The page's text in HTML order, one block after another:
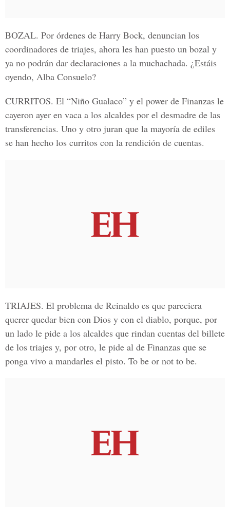
BOZAL. Por órdenes de Harry Bock, denuncian los
coordinadores de triajes, ahora les han puesto un bozal y
ya no podrán dar declaraciones a la muchachada. ¿Estáis
oyendo, Alba Consuelo?
CURRITOS. El “Niño Gualaco” y el power de Finanzas le
cayeron ayer en vaca a los alcaldes por el desmadre de las
transferencias. Uno y otro juran que la mayoría de ediles
se han hecho los curritos con la rendición de cuentas.
TRIAJES. El problema de Reinaldo es que pareciera
querer quedar bien con Dios y con el diablo, porque, por
un lado le pide a los alcaldes que rindan cuentas del billete
de los triajes y, por otro, le pide al de Finanzas que se
ponga vivo a mandarles el pisto. To be or not to be.